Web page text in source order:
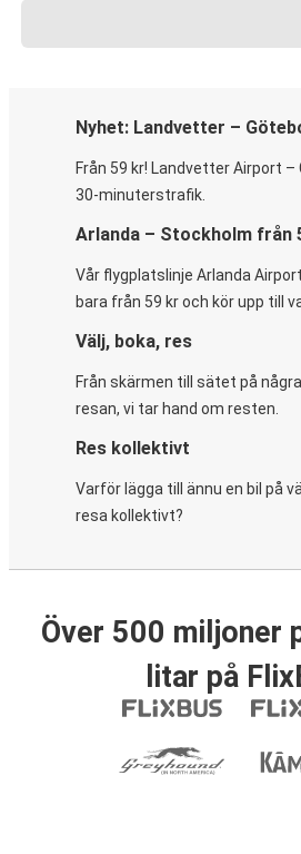
Nyhet: Landvetter –
Från 59 kr! Landvetter Airport –
30-minuterstrafik.
Arlanda – Stockholm från
Vår flygplatslinje Arlanda
bara från 59 kr och kör upp till
Välj, boka, res
Från skärmen till sätet på
resan, vi tar hand om resten.
Res kollektivt
Varför lägga till ännu en bil på
resa kollektivt?
Över 500 miljoner
litar på